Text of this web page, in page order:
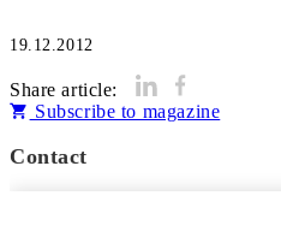
19.12.2012
Share article:
Subscribe to magazine
Contact